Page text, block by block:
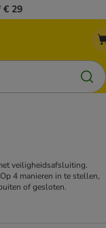
€ 29
veiligheidsafsluiting.
4 manieren in te stellen,
of gesloten.